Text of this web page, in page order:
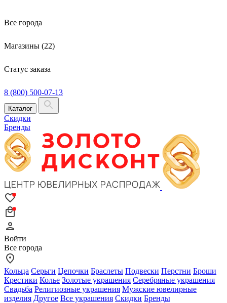
Все города
Магазины (22)
Статус заказа
8 (800) 500-07-13
Каталог
Скидки
Бренды
Войти
Все города
Кольца Серьги Цепочки Браслеты Подвески Перстни Броши
Крестики Колье Золотые украшения Серебряные украшения
Свадьба Религиозные украшения Мужские ювелирные
изделия Другое Все украшения Скидки Бренды